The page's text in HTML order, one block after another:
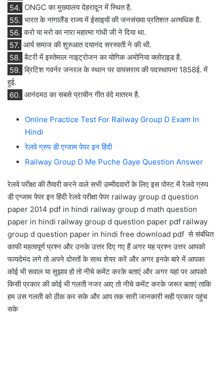
54. ONGC का मुख्यालय देहरादून में स्थित है.
55. भारत के नागालैंड राज्य में ईसाइयों की जनसंख्या प्रतिशत अत्यधिक है.
56. करो या मरो का नारा महात्मा गांधी जी ने दिया था.
57. आर्य समाज की शुरुआत दयानंद सरस्वती ने की थी.
58. बैटरी में इस्तेमाल नाइट्रोजन का योगिक अमोनिया क्लोराइड है.
59. ब्रिटिश गवर्नर जनरल के स्थान पर वायसराय की पदस्थापना 1858ई. में
हुई.
60. आनंदमठ का सबसे प्राचीन गीत वंदे मातरम है.
Online Practice Test For Railway Group D Exam In
Hindi
रेलवे ग्रुप डी एग्जाम पेपर इन हिंदी
Railway Group D Me Puche Gaye Question Answer
रेलवे परीक्षा की तैयारी करने वाले सभी उम्मीदवारों के लिए इस पोस्ट में रेलवे ग्रुप
डी एग्जाम पेपर इन हिंदी रेलवे परीक्षा पेपर railway group d question
paper 2014 pdf in hindi railway group d math question
paper in hindi railway group d question paper pdf railway
group d question paper in hindi free download pdf से संबंधित
काफी महत्वपूर्ण प्रश्न और उनके उत्तर दिए गए हैं अगर यह प्रश्न उत्तर आपको
फायदेमंद लगे तो अपने दोस्तों के साथ शेयर करें और अगर इनके बारे में आपका
कोई भी सवाल या सुझाव हो तो नीचे कमेंट करके बताएं और अगर यहां पर आपको
किसी प्रकार की कोई भी गलती नजर आए तो नीचे कमेंट करके जरूर बताएं ताकि
हम उस गलती को ठीक कर सके और आप तक सारी जानकारी सही प्रकार पहुंच
सके